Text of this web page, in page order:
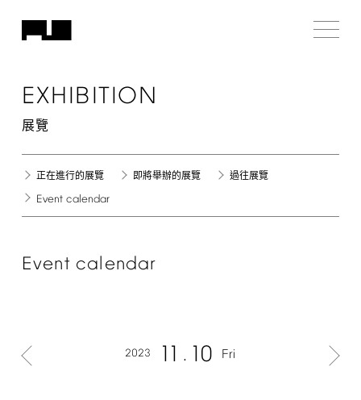
EXHIBITION
展覽
正在進行的展覽 即將舉辦的展覽 過往展覽
Event calendar
Event calendar
2023 11 10 Fri